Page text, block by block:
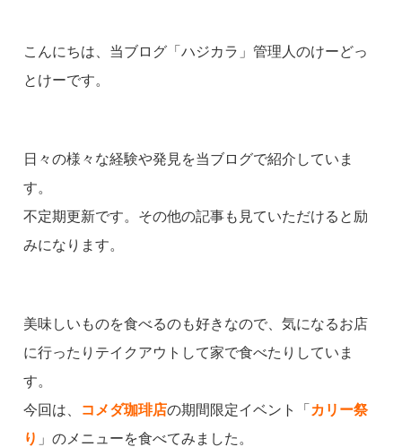
こんにちは、当ブログ「ハジカラ」管理人のけーどっ
とけーです。
日々の様々な経験や発見を当ブログで紹介していま
す。
不定期更新です。その他の記事も見ていただけると励
みになります。
美味しいものを食べるのも好きなので、気になるお店
に行ったりテイクアウトして家で食べたりしていま
す。
今回は、
コメダ珈琲店の期間限定イベント「 カリー祭
り 」のメニューを食べてみました。